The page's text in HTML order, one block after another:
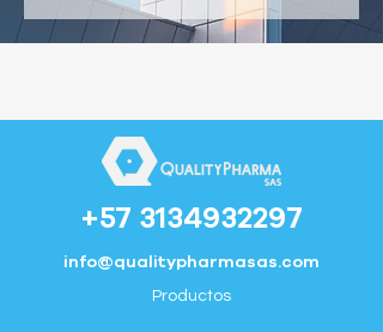
+57 3134932297
info@qualitypharmasas.com
Productos